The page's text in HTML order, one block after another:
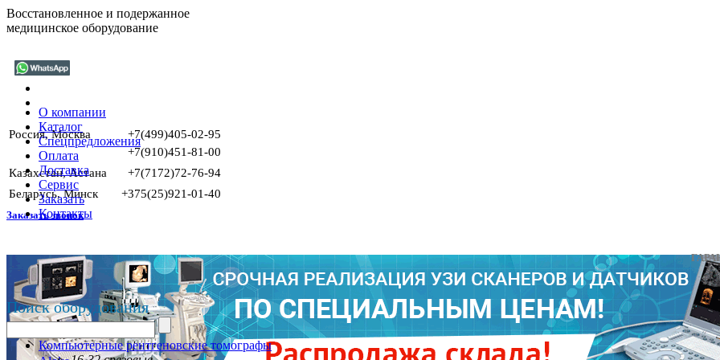
Восстановленное и подержанное
медицинское оборудование
Россия, Москва
+7(499)405-02-95
+7(910)451-81-00
Казахстан, Астана
+7(7172)72-76-94
Беларусь, Минск
+375(25)921-01-40
Заказать звонок
О компании
Каталог
Спецпредложения
Оплата
Доставка
Сервис
Заказать
Контакты
Поиск оборудования
Компьютерные рентгеновские томографы